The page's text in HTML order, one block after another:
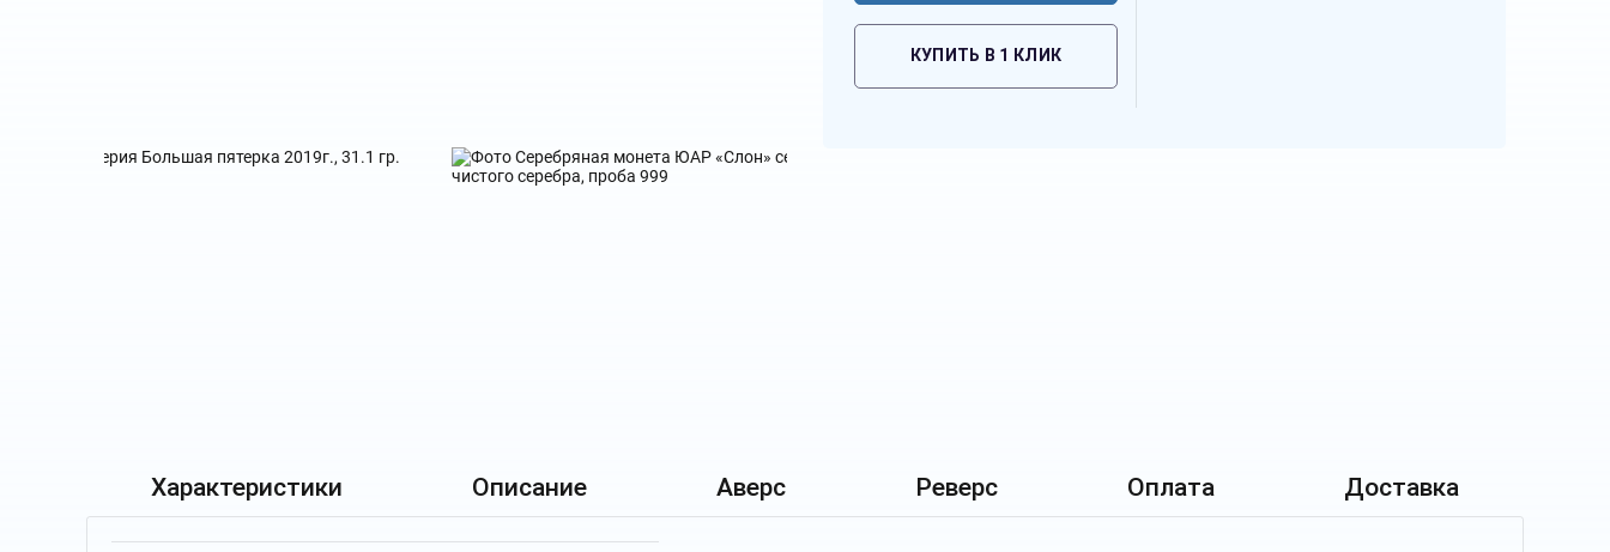
КУПИТЬ В 1 КЛИК
Характеристики Описание Аверс Реверс Оплата Доставка